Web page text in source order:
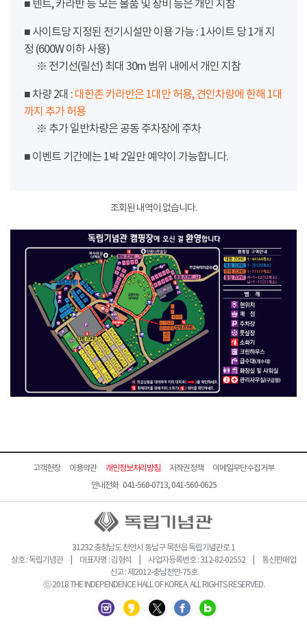
■ 텐트, 카라반 등 모든 물품 및 장비 등은 개인 지참
■ 사이트당 지정된 전기시설만 이용 가능 : 1사이트 당 1개 지
정 (600W 이하 사용)
※ 전기선(릴선) 최대 30m 범위 내에서 개인 지참
■ 차량 2대 : 대한존 카라반은 1대만 허용, 견인차량에 한해 1대
까지 추가 허용
※ 추가 일반차량은 공동 주차장에 주차
■ 이벤트 기간에는 1박 2일만 예약이 가능합니다.
조회된 내역이 없습니다.
고객헌장 이용약관 개인정보처리방침 저작권정책
이메일무단수집거부
안내전화 041-560-0713, 041-560-0625
31232 충청남도 천안시 동남구 목천읍 독립기념관로 1
상호 : 독립기념관 | 대표자명 : 김형석 | 사업자등록번호 : 312-82-02552 | 통신판매업
신고 : 제2012-충남천안-75호
ⓒ 2018 THE INDEPENDENCE HALL OF KOREA. ALL RIGHTS RESERVED.